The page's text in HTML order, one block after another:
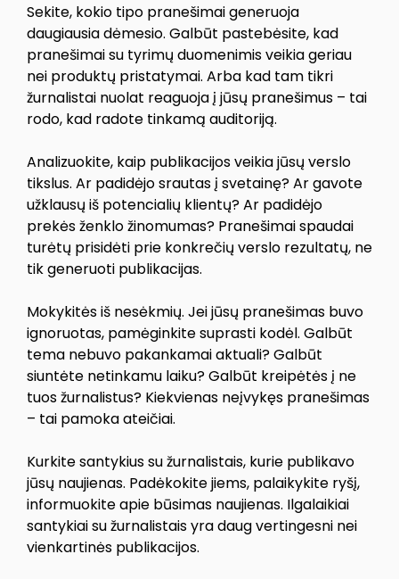
Sekite, kokio tipo pranešimai generuoja
daugiausia dėmesio. Galbūt pastebėsite, kad
pranešimai su tyrimų duomenimis veikia geriau
nei produktų pristatymai. Arba kad tam tikri
žurnalistai nuolat reaguoja į jūsų pranešimus – tai
rodo, kad radote tinkamą auditoriją.
Analizuokite, kaip publikacijos veikia jūsų verslo
tikslus. Ar padidėjo srautas į svetainę? Ar gavote
užklausų iš potencialių klientų? Ar padidėjo
prekės ženklo žinomumas? Pranešimai spaudai
turėtų prisidėti prie konkrečių verslo rezultatų, ne
tik generuoti publikacijas.
Mokykitės iš nesėkmių. Jei jūsų pranešimas buvo
ignoruotas, pamėginkite suprasti kodėl. Galbūt
tema nebuvo pakankamai aktuali? Galbūt
siuntėte netinkamu laiku? Galbūt kreipėtės į ne
tuos žurnalistus? Kiekvienas neįvykęs pranešimas
– tai pamoka ateičiai.
Kurkite santykius su žurnalistais, kurie publikavo
jūsų naujienas. Padėkokite jiems, palaikykite ryšį,
informuokite apie būsimas naujienas. Ilgalaikiai
santykiai su žurnalistais yra daug vertingesni nei
vienkartinės publikacijos.